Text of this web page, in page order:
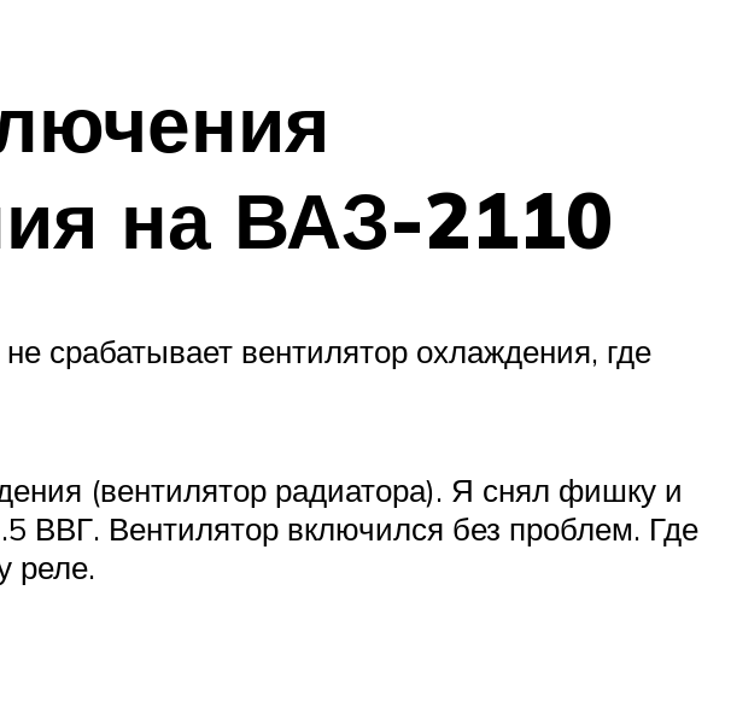
на ВАЗ-2110
срабатывает вентилятор охлаждения, где
(вентилятор радиатора). Я снял фишку и
ВВГ. Вентилятор включился без проблем. Где
реле.